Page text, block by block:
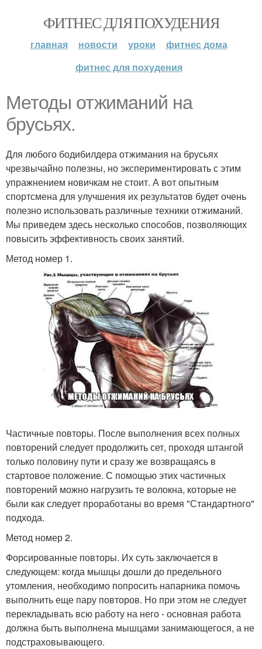
ФИТНЕС ДЛЯ ПОХУДЕНИЯ
главная новости уроки
фитнес дома
фитнес для похудения
Методы отжиманий на
брусьях.
Для любого бодибилдера отжимания на брусьях
чрезвычайно полезны, но экспериментировать с этим
упражнением новичкам не стоит. А вот опытным
спортсмена для улучшения их результатов будет очень
полезно использовать различные техники отжиманий.
Мы приведем здесь несколько способов, позволяющих
повысить эффективность своих занятий.
Метод номер 1.
Частичные повторы. После выполнения всех полных
повторений следует продолжить сет, проходя штангой
только половину пути и сразу же возвращаясь в
стартовое положение. С помощью этих частичных
повторений можно нагрузить те волокна, которые не
были как следует проработаны во время "Стандартного"
подхода.
Метод номер 2.
Форсированные повторы. Их суть заключается в
следующем: когда мышцы дошли до предельного
утомления, необходимо попросить напарника помочь
выполнить еще пару повторов. Но при этом не следует
перекладывать всю работу на него - основная работа
должна быть выполнена мышцами занимающегося, а не
подстраховывающего.